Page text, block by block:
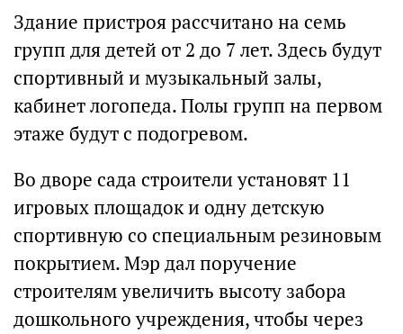
Здание пристроя рассчитано на семь
групп для детей от 2 до 7 лет. Здесь будут
спортивный и музыкальный залы,
кабинет логопеда. Полы групп на первом
этаже будут с подогревом.
Во дворе сада строители установят 11
игровых площадок и одну детскую
спортивную со специальным резиновым
покрытием. Мэр дал поручение
строителям увеличить высоту забора
дошкольного учреждения, чтобы через